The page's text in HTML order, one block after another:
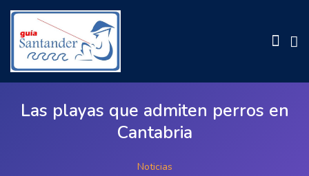
Las playas que admiten perros en
Cantabria
Noticias